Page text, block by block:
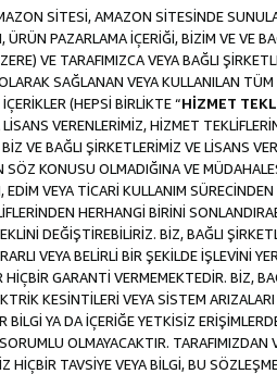
SİTESİ, AMAZON SİTESİNDE
ÜRÜN PAZARLAMA İÇERİĞİ, BİZİM VE VE
VE TARAFIMIZCA VEYA BAĞLI
SAĞLANAN VEYA KULLANILAN
(HEPSİ BİRLİKTE “HİZMET
VERENLERİMİZ, HİZMET
VE BAĞLI ŞİRKETLERİMİZ VE LİSANS
SÖZ KONUSU OLMADIĞINA VE
EDİM VEYA TİCARİ KULLANIM
HERHANGİ BİRİNİ
DEĞİŞTİREBİLİRİZ. BİZ, BAĞLI
VEYA BELİRLİ BİR ŞEKİLDE İŞLEVİNİ
HİÇBİR GARANTİ VERMEMEKTEDİR. BİZ,
KESİNTİLERİ VEYA SİSTEM
YA DA İÇERİĞE YETKİSİZ
OLMAYACAKTIR.
HİÇBİR TAVSİYE VEYA BİLGİ, BU